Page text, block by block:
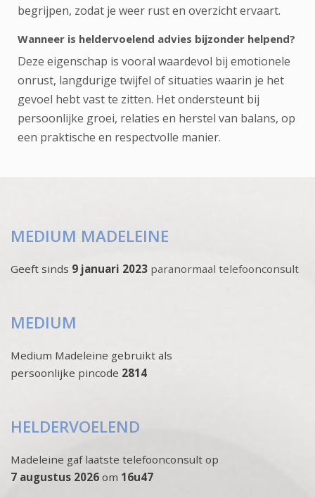
begrijpen, zodat je weer rust en overzicht ervaart.
Wanneer is heldervoelend advies bijzonder helpend?
Deze eigenschap is vooral waardevol bij emotionele
onrust, langdurige twijfel of situaties waarin je het
gevoel hebt vast te zitten. Het ondersteunt bij
persoonlijke groei, relaties en herstel van balans, op
een praktische en respectvolle manier.
MEDIUM MADELEINE
Geeft sinds 9 januari 2023 paranormaal telefoonconsult
MEDIUM
Medium Madeleine gebruikt als
persoonlijke pincode 2814
HELDERVOELEND
Madeleine gaf laatste telefoonconsult op
7 augustus 2026 om 16u47